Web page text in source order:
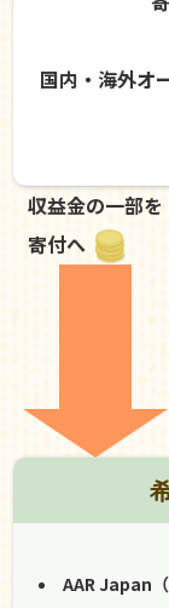
国内・海外オ
収益金の一部を
寄付へ
AAR Japan